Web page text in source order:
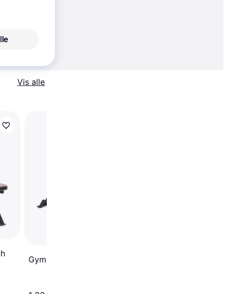
kr.
Vis alle
Gymstick Utility Bench